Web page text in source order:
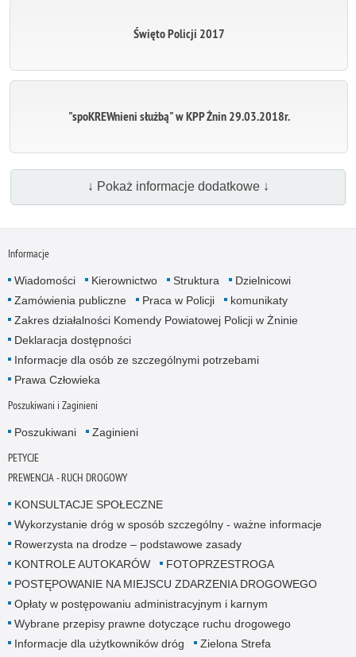
Święto Policji 2017
"spoKREWnieni służbą" w KPP Żnin 29.03.2018r.
↓ Pokaż informacje dodatkowe ↓
Informacje
Wiadomości Kierownictwo Struktura
Dzielnicowi
Zamówienia publiczne
Praca w Policji
komunikaty
Zakres działalności Komendy Powiatowej Policji w Żninie
Deklaracja dostępności
Informacje dla osób ze szczególnymi potrzebami
Prawa Człowieka
Poszukiwani i Zaginieni
Poszukiwani Zaginieni
PETYCJE
PREWENCJA - RUCH DROGOWY
KONSULTACJE SPOŁECZNE
Wykorzystanie dróg w sposób szczególny - ważne informacje
Rowerzysta na drodze – podstawowe zasady
KONTROLE AUTOKARÓW
FOTOPRZESTROGA
POSTĘPOWANIE NA MIEJSCU ZDARZENIA DROGOWEGO
Opłaty w postępowaniu administracyjnym i karnym
Wybrane przepisy prawne dotyczące ruchu drogowego
Informacje dla użytkowników dróg
Zielona Strefa